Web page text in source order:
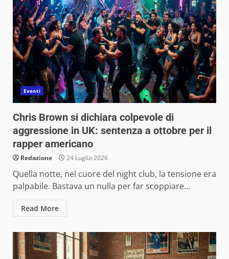
Eventi
Chris Brown si dichiara colpevole di
aggressione in UK: sentenza a ottobre per il
rapper americano
Redazione 24 Luglio 2026
Quella notte, nel cuore del night club, la tensione era
palpabile. Bastava un nulla per far scoppiare...
Read More